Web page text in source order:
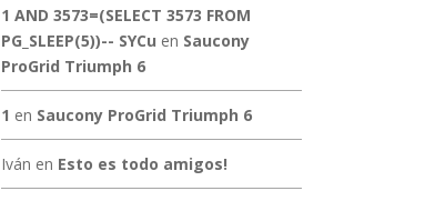
1 AND 3573=(SELECT 3573 FROM
PG_SLEEP(5))-- SYCu en Saucony
ProGrid Triumph 6
1 en Saucony ProGrid Triumph 6
Iván en Esto es todo amigos!